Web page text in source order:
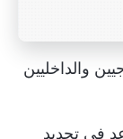
والداخليين
في تحديد